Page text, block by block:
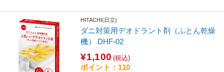
HITACHI(日立)
ダニ対策用デオドラント剤（ふとん乾燥
機） DHF-02
¥1,100 (税込)
ポイント：110